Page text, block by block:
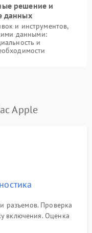
решение и
данных
и инструментов,
данными:
и
Apple
разъемов. Проверка
включения. Оценка
для сужения круга